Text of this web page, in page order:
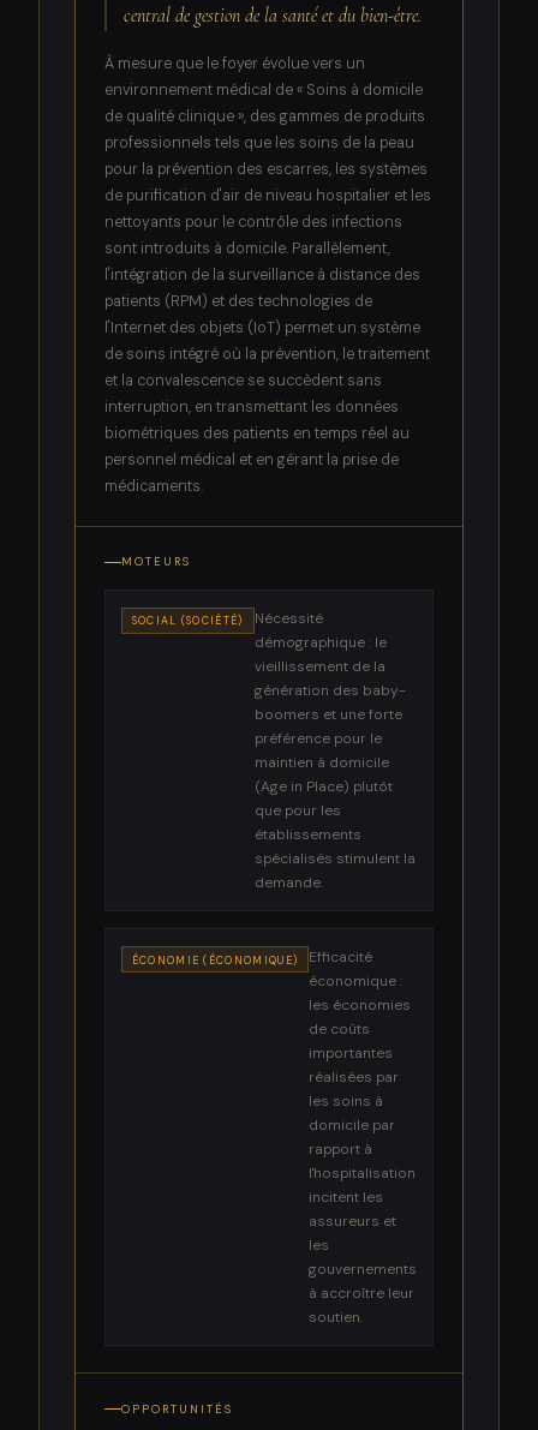
central de gestion de la santé et du bien-être.
À mesure que le foyer évolue vers un
environnement médical de « Soins à domicile
de qualité clinique », des gammes de produits
professionnels tels que les soins de la peau
pour la prévention des escarres, les systèmes
de purification d'air de niveau hospitalier et les
nettoyants pour le contrôle des infections
sont introduits à domicile. Parallèlement,
l'intégration de la surveillance à distance des
patients (RPM) et des technologies de
l'Internet des objets (IoT) permet un système
de soins intégré où la prévention, le traitement
et la convalescence se succèdent sans
interruption, en transmettant les données
biométriques des patients en temps réel au
personnel médical et en gérant la prise de
médicaments.
MOTEURS
SOCIAL (SOCIÉTÉ)
Nécessité
démographique : le
vieillissement de la
génération des baby-
boomers et une forte
préférence pour le
maintien à domicile
(Age in Place) plutôt
que pour les
établissements
spécialisés stimulent la
demande.
ÉCONOMIE (ÉCONOMIQUE)
Efficacité
économique :
les économies
de coûts
importantes
réalisées par
les soins à
domicile par
rapport à
l'hospitalisation
incitent les
assureurs et
les
gouvernements
à accroître leur
soutien.
OPPORTUNITÉS